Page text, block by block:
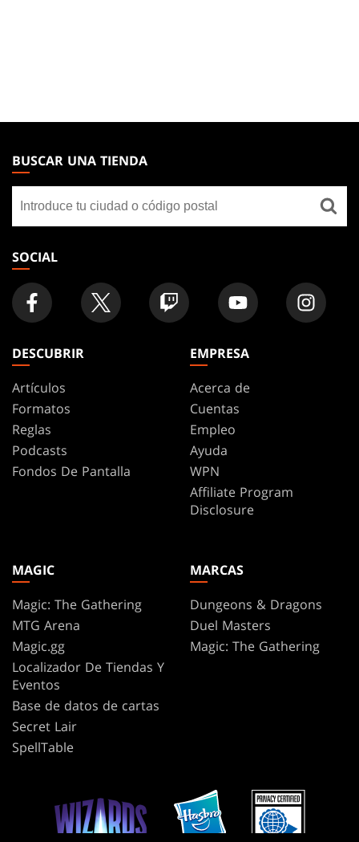
THE
GATHERING
FOOTER
BUSCAR UNA TIENDA
una
tienda
SOCIAL
DESCUBRIR
Artículos
Formatos
Reglas
Podcasts
Fondos De Pantalla
EMPRESA
Acerca de
Cuentas
Empleo
Ayuda
WPN
Affiliate Program
Disclosure
MAGIC
Magic: The Gathering
MTG Arena
Magic.gg
Localizador De Tiendas Y
Eventos
Base de datos de cartas
Secret Lair
SpellTable
MARCAS
Dungeons & Dragons
Duel Masters
Magic: The Gathering